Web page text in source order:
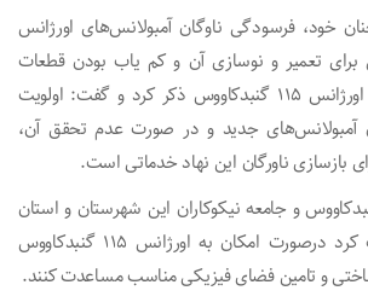
خود، فرسودگی ناوگان آمبولانس‌های اورژانس
برای تعمیر و نوسازی آن و کم یاب بودن قطعات
تعمیری را از مشکلات اورژانس ۱۱۵ گنبدکاووس ذکر کرد و گفت: اولویت
جدید و در صورت عدم تحقق آن،
بازسازی ناورگان این نهاد خدماتی است.
و جامعه نیکوکاران این شهرستان و استان
گلستان هم درخواست کرد درصورت امکان به اورژانس ۱۱۵ گنبدکاووس
و تامین فضای فیزیکی مناسب مساعدت کنند.